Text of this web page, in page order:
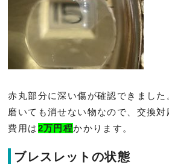
赤丸部分に深い傷が確認できました
磨いても消せない物なので、交換対
費用は2万円程かかります。
ブレスレットの状態